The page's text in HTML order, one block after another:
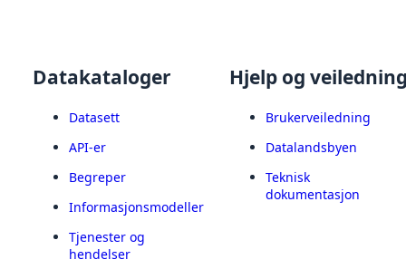
Datakataloger
Datasett
API-er
Begreper
Informasjonsmodeller
Tjenester og
hendelser
Hjelp og
Brukerveiledning
Datalandsbyen
Teknisk
dokumentasjon